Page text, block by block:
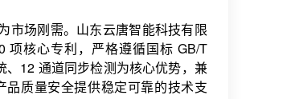
市场刚需。山东云唐智能科技有限
项核心专利，严格遵循国标 GB/T
12 通道同步检测为核心优势，兼
质量安全提供稳定可靠的技术支